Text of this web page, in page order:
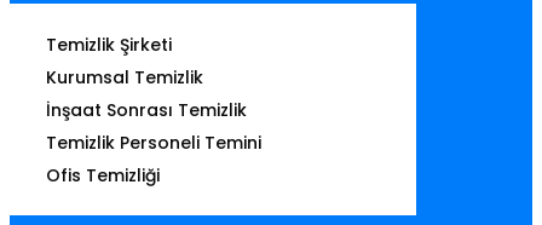
Temizlik Şirketi
Kurumsal Temizlik
İnşaat Sonrası Temizlik
Temizlik Personeli Temini
Ofis Temizliği